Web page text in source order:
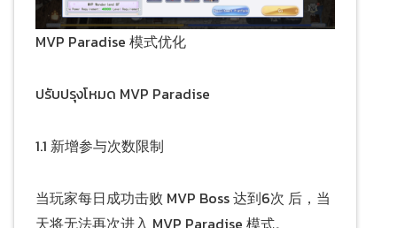
MVP Paradise 模式优化
ปรับปรุงโหมด MVP Paradise
1.1 新增参与次数限制
当玩家每日成功击败 MVP Boss 达到6次 后，当
天将无法再次进入 MVP Paradise 模式。